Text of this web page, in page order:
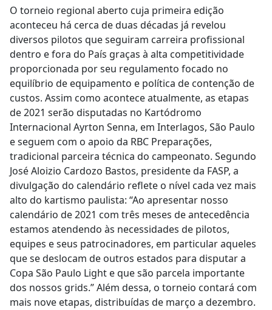
O torneio regional aberto cuja primeira edição
aconteceu há cerca de duas décadas já revelou
diversos pilotos que seguiram carreira profissional
dentro e fora do País graças à alta competitividade
proporcionada por seu regulamento focado no
equilíbrio de equipamento e política de contenção de
custos. Assim como acontece atualmente, as etapas
de 2021 serão disputadas no Kartódromo
Internacional Ayrton Senna, em Interlagos, São Paulo
e seguem com o apoio da RBC Preparações,
tradicional parceira técnica do campeonato. Segundo
José Aloizio Cardozo Bastos, presidente da FASP, a
divulgação do calendário reflete o nível cada vez mais
alto do kartismo paulista: “Ao apresentar nosso
calendário de 2021 com três meses de antecedência
estamos atendendo às necessidades de pilotos,
equipes e seus patrocinadores, em particular aqueles
que se deslocam de outros estados para disputar a
Copa São Paulo Light e que são parcela importante
dos nossos grids.” Além dessa, o torneio contará com
mais nove etapas, distribuídas de março a dezembro.